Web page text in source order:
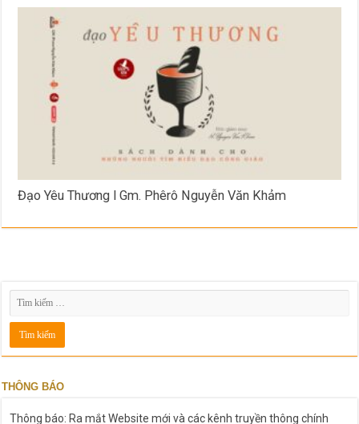
Đạo Yêu Thương l Gm. Phêrô Nguyễn Văn Khảm
THÔNG BÁO
Thông báo: Ra mắt Website mới và các kênh truyền thông chính